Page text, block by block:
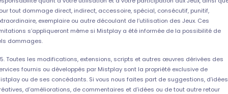
tout dommage direct, indirect, accessoire, spécial, consécutif, punitif,
exemplaire ou autre découlant de l’utilisation des Jeux. Ces
s’appliqueront même si Mistplay a été informée de la possibilité de
dommages.
Toutes les modifications, extensions, scripts et autres œuvres dérivées des
fournis ou développés par Mistplay sont la propriété exclusive de
ou de ses concédants. Si vous nous faites part de suggestions, d’idées
d’améliorations, de commentaires et d’idées ou de tout autre retour